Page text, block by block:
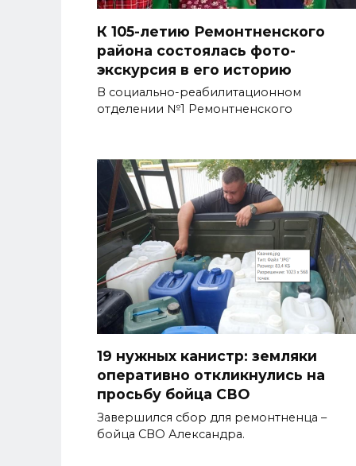
К 105-летию Ремонтненского
района состоялась фото-
экскурсия в его историю
В социально-реабилитационном
отделении №1 Ремонтненского
19 нужных канистр: земляки
оперативно откликнулись на
просьбу бойца СВО
Завершился сбор для ремонтненца –
бойца СВО Александра.